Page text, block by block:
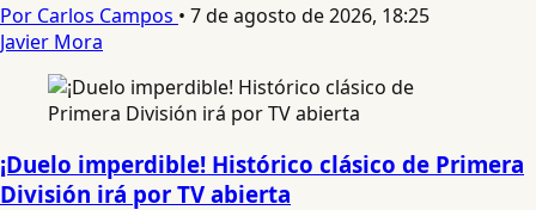
Por Carlos Campos • 7 de agosto de 2026, 18:25
Javier Mora
¡Duelo imperdible! Histórico clásico de Primera
División irá por TV abierta